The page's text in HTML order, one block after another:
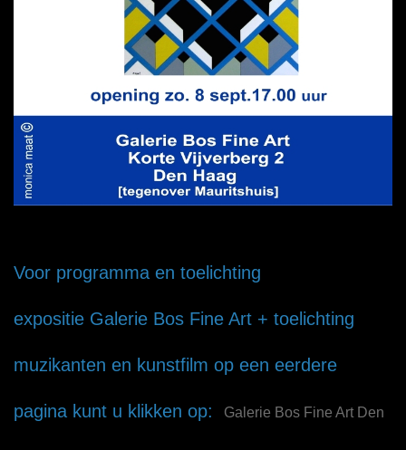
Voor programma en toelichting
expositie Galerie Bos Fine Art + toelichting
muzikanten en kunstfilm op een eerdere
pagina kunt u klikken op: Galerie Bos Fine Art Den